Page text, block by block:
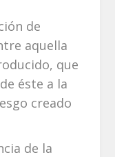
de
aquella
que
éste a la
creado
de la